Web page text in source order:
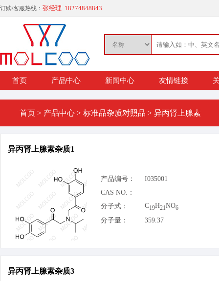
订购/客服热线： 张经理 18274848843
首页 产品中心 新闻中心 友情链接
首页 > 产品中心 > 标准品杂质对照品 > 异丙肾上腺素
异丙肾上腺素杂质1
产品编号：
I035001
CAS NO.：
分子式：
C19H21NO6
分子量： 359.37
异丙肾上腺素杂质3